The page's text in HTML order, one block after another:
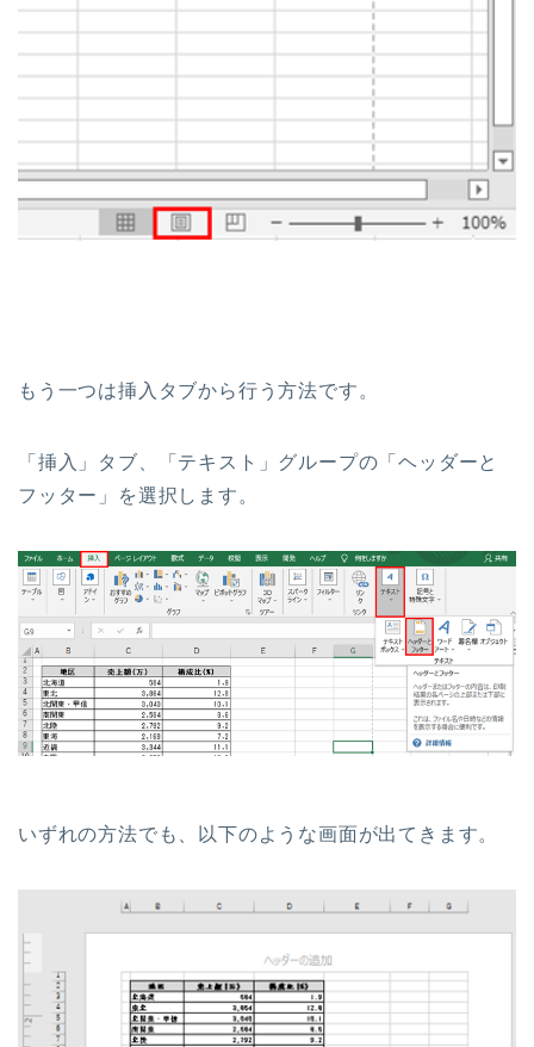
もう一つは挿入タブから行う方法です。
「挿入」タブ、「テキスト」グループの「ヘッダーと
フッター」を選択します。
いずれの方法でも、以下のような画面が出てきます。